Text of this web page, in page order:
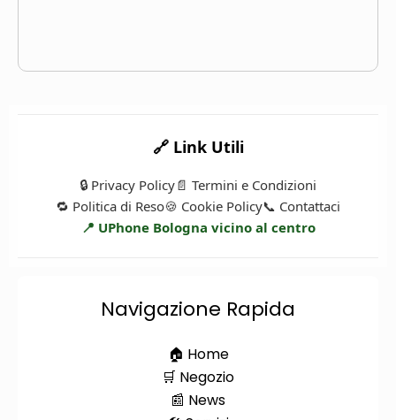
🔗 Link Utili
🔒 Privacy Policy📄 Termini e Condizioni
🔁 Politica di Reso🍪 Cookie Policy📞 Contattaci
📍 UPhone Bologna vicino al centro
Navigazione Rapida
🏠 Home
🛒 Negozio
📰 News